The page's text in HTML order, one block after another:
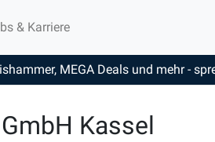
& Karriere
MEGA Deals und mehr -
Kassel